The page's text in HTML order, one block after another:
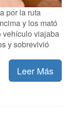
por la ruta
y los mató
vehículo viajaba
y sobrevivió
Leer Más